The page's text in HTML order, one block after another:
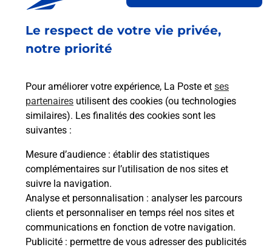
Le respect de votre vie privée,
notre priorité
Pour améliorer votre expérience, La Poste et ses
partenaires utilisent des cookies (ou technologies
similaires). Les finalités des cookies sont les
suivantes :
Mesure d’audience : établir des statistiques
complémentaires sur l’utilisation de nos sites et
suivre la navigation.
Analyse et personnalisation : analyser les parcours
clients et personnaliser en temps réel nos sites et
communications en fonction de votre navigation.
Publicité : permettre de vous adresser des publicités
Le lien s'ouvre dans un nouvel onglet
Services
En savoir plus